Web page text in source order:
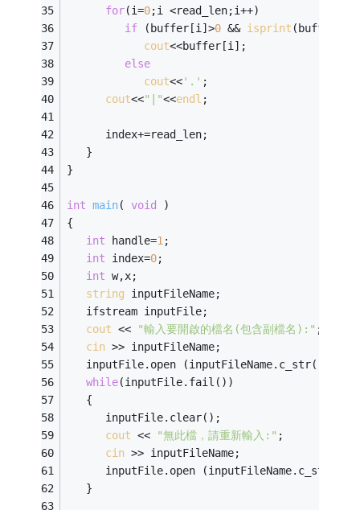
for(i=0;i <read_len;i++)
if (buffer[i]>0 && isprint
cout<<buffer[i];
else
cout<<'.' ;
cout<<"|"<<endl ;
      index+=read_len;
   }
}
int main( void
)
{
int handle=1 ;
int index=0;
int w,x;
string inputFileName;
   ifstream inputFile;
cout << "輸入要開啟的檔名(包含副檔名):" ;
cin >> inputFileName;
inputFile.open
while(inputFile.fail())
   {
      inputFile.clear();
cout << "無此檔，請重新輸入:" ;
cin >> inputFileName;
inputFile.open
   }